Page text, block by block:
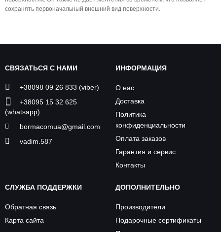
сохранять первоначальный внешний вид поверхности.
СВЯЗАТЬСЯ С НАМИ
+38098 09 26 833 (viber)
+38095 15 32 625
(whatsapp)
bormacomua@gmail.com
vadim.587
ИНФОРМАЦИЯ
О нас
Доставка
Политика
конфиденциальности
Оплата заказов
Гарантия и сервис
Контакты
СЛУЖБА ПОДДЕРЖКИ
Обратная связь
Карта сайта
ДОПОЛНИТЕЛЬНО
Производители
Подарочные сертификаты